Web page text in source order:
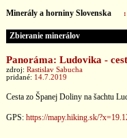
Minerály a horniny Slovenska
Zbieranie minerálov
Panoráma: Ludovika -
zdroj: Rastislav Sabucha
pridané: 14.7.2019
Cesta zo Španej Doliny na šachtu
GPS: https://mapy.hiking.sk/